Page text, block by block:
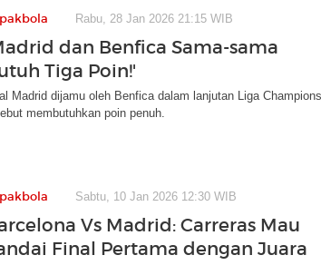
Rabu, 28 Jan 2026 21:15 WIB
dan Benfica Sama-sama
Tiga Poin!'
Madrid dijamu oleh Benfica dalam lanjutan Liga
membutuhkan poin penuh.
Sabtu, 10 Jan 2026 12:30 WIB
Vs Madrid: Carreras Mau
Final Pertama dengan Juara